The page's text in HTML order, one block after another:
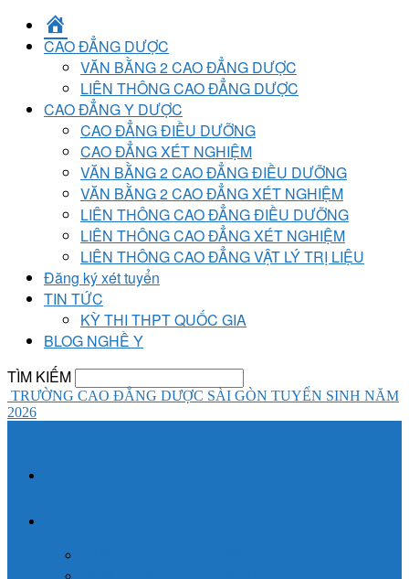
CHỦ
CAO ĐẲNG DƯỢC
VĂN BẰNG 2 CAO ĐẲNG DƯỢC
LIÊN THÔNG CAO ĐẲNG DƯỢC
CAO ĐẲNG Y DƯỢC
CAO ĐẲNG ĐIỀU DƯỠNG
CAO ĐẲNG XÉT NGHIỆM
VĂN BẰNG 2 CAO ĐẲNG ĐIỀU DƯỠNG
VĂN BẰNG 2 CAO ĐẲNG XÉT NGHIỆM
LIÊN THÔNG CAO ĐẲNG ĐIỀU DƯỠNG
LIÊN THÔNG CAO ĐẲNG XÉT NGHIỆM
LIÊN THÔNG CAO ĐẲNG VẬT LÝ TRỊ LIỆU
Đăng ký xét tuyển
TIN TỨC
KỲ THI THPT QUỐC GIA
BLOG NGHỀ Y
TÌM KIẾM
TRƯỜNG CAO ĐẲNG DƯỢC SÀI GÒN TUYỂN SINH NĂM
2026